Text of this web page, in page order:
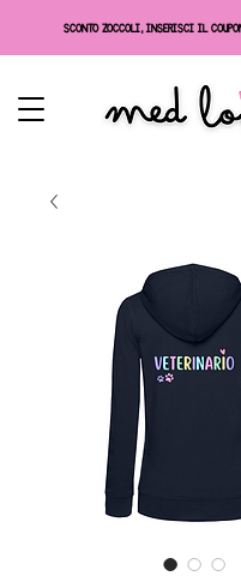
SCONTO ZOCCOLI, INSERISCI IL